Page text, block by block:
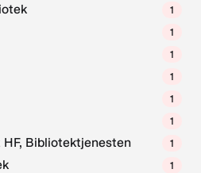
1
1
1
1
1
1
Bibliotektjenesten 1
1